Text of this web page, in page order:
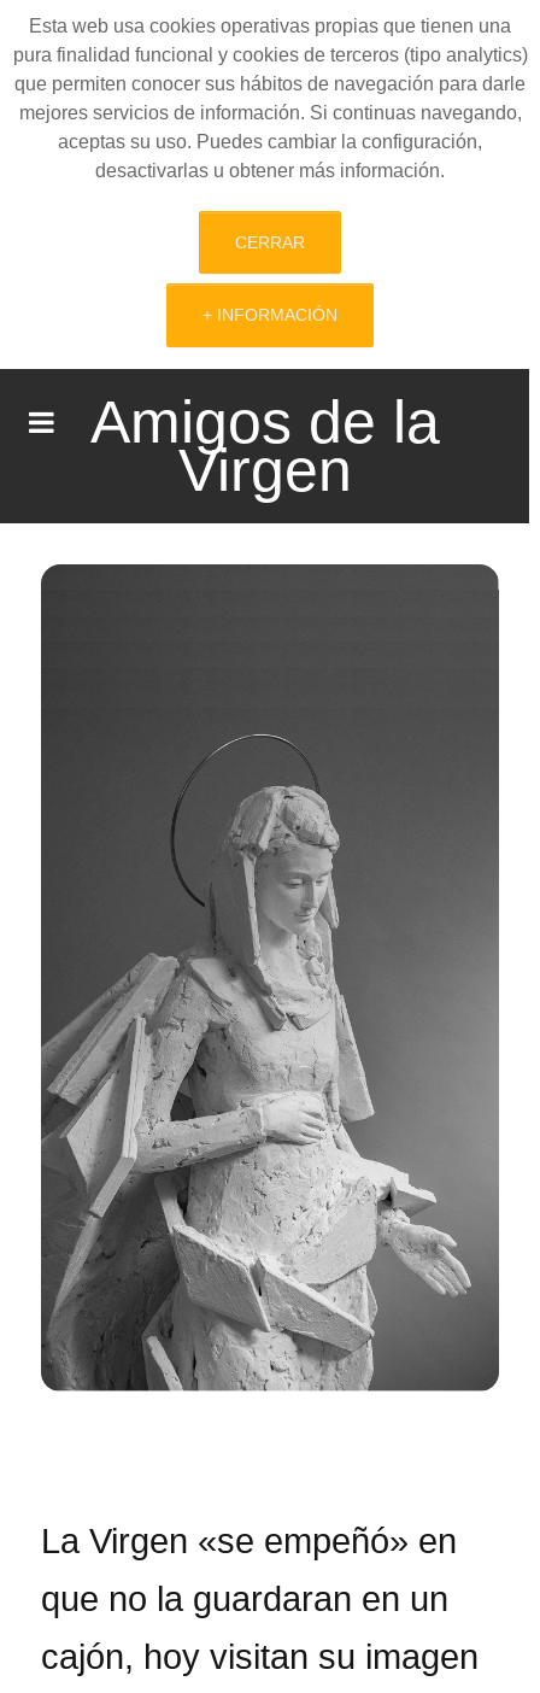
Esta web usa cookies operativas propias que tienen una
pura finalidad funcional y cookies de terceros (tipo analytics)
que permiten conocer sus hábitos de navegación para darle
mejores servicios de información. Si continuas navegando,
aceptas su uso. Puedes cambiar la configuración,
desactivarlas u obtener más información.
CERRAR
+ INFORMACIÓN
Amigos de la
Virgen
La Virgen «se empeñó» en
que no la guardaran en un
cajón, hoy visitan su imagen